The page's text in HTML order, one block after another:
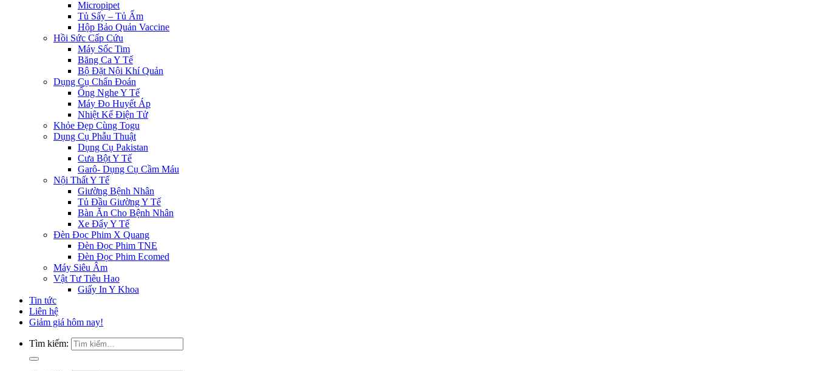
Micropipet
Tủ Sấy – Tủ Ấm
Hộp Bảo Quản Vaccine
Hồi Sức Cấp Cứu
Máy Sốc Tim
Băng Ca Y Tế
Bộ Đặt Nội Khí Quản
Dụng Cụ Chẩn Đoán
Ống Nghe Y Tế
Máy Đo Huyết Áp
Nhiệt Kế Điện Tử
Khỏe Đẹp Cùng Togu
Dụng Cụ Phẫu Thuật
Dụng Cụ Pakistan
Cưa Bột Y Tế
Garô- Dụng Cụ Cầm Máu
Nội Thất Y Tế
Giường Bệnh Nhân
Tủ Đầu Giường Y Tế
Bàn Ăn Cho Bệnh Nhân
Xe Đẩy Y Tế
Đèn Đọc Phim X Quang
Đèn Đọc Phim TNE
Đèn Đọc Phim Ecomed
Máy Siêu Âm
Vật Tư Tiêu Hao
Giấy In Y Khoa
Tin tức
Liên hệ
Giảm giá hôm nay!
Tìm kiếm: